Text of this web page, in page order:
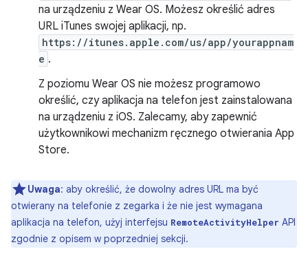
na urządzeniu z Wear OS. Możesz określić adres
URL iTunes swojej aplikacji, np.
https://itunes.apple.com/us/app/yourappnam
e .
Z poziomu Wear OS nie możesz programowo
określić, czy aplikacja na telefon jest zainstalowana
na urządzeniu z iOS. Zalecamy, aby zapewnić
użytkownikowi mechanizm ręcznego otwierania App
Store.
Uwaga: aby określić, że dowolny adres URL ma być
otwierany na telefonie z zegarka i że nie jest wymagana
aplikacja na telefon, użyj interfejsu RemoteActivityHelper API
zgodnie z opisem w poprzedniej sekcji.